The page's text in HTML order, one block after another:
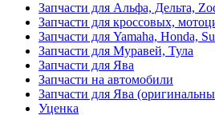
Запчасти для Альфа, Дельта,
Запчасти для кроссовых,
Запчасти для Yamaha, Honda,
Запчасти для Муравей, Тула
Запчасти для Ява
Запчасти на автомобили
Запчасти для Ява
Уценка